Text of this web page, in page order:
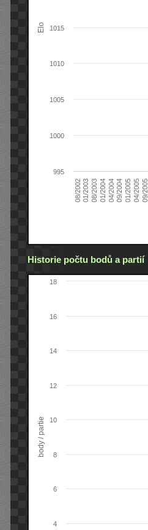
Elo
08/200201/200308/200301/200404/200409/200401/200504/200509/2005
995
1000
1005
1010
1015
Historie počtu bodů a partií
body / partie
4
6
8
10
12
14
16
18